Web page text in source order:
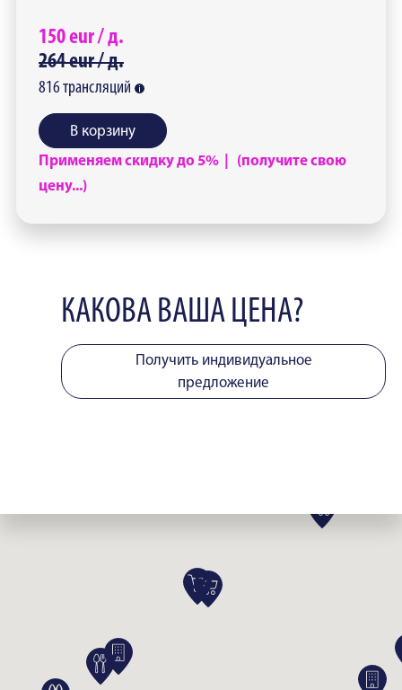
150eur /д.
264eur /д.
816трансляций
В корзину
Применяем скидку до 5% | (получите свою
цену...)
КАКОВА ВАША ЦЕНА?
Получить индивидуальное
предложение